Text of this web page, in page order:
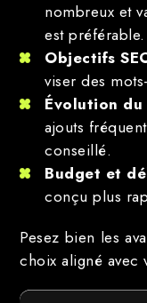
nombreux et
est préférable.
Objectifs
viser des
Évolution
ajouts
conseillé.
Budget et
conçu plus
Pesez bien les
choix aligné avec